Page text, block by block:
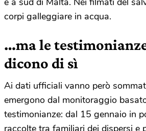
corpi galleggiare in acqua.
…ma le
dicono di sì
Ai dati ufficiali vanno però
emergono dal monitoraggio
testimonianze: dal 15 gennaio in